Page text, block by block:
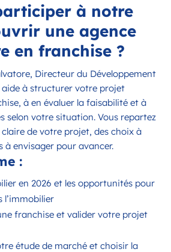
à notre
une agence
en franchise ?
Directeur du Développement
aide à structurer votre projet
à en évaluer la faisabilité et à
selon votre situation. Vous repartez
de votre projet, des choix à
à envisager pour avancer.
:
en 2026 et les opportunités pour
l’immobilier
franchise et valider votre projet
étude de marché et choisir la